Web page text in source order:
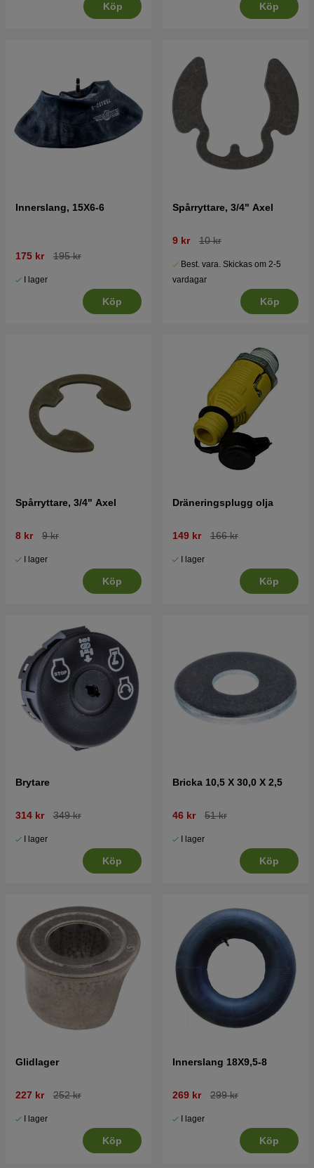
Köp Köp
Innerslang, 15X6-6
175 kr 195 kr
I lager
Köp
Spårryttare, 3/4" Axel
9 kr 10 kr
Best. vara. Skickas om 2-5
vardagar
Köp
Spårryttare, 3/4" Axel
8 kr 9 kr
I lager
Köp
Dräneringsplugg olja
149 kr 166 kr
I lager
Köp
Brytare
314 kr 349 kr
I lager
Köp
Bricka 10,5 X 30,0 X 2,5
46 kr 51 kr
I lager
Köp
Glidlager
227 kr 252 kr
I lager
Köp
Innerslang 18X9,5-8
269 kr 299 kr
I lager
Köp